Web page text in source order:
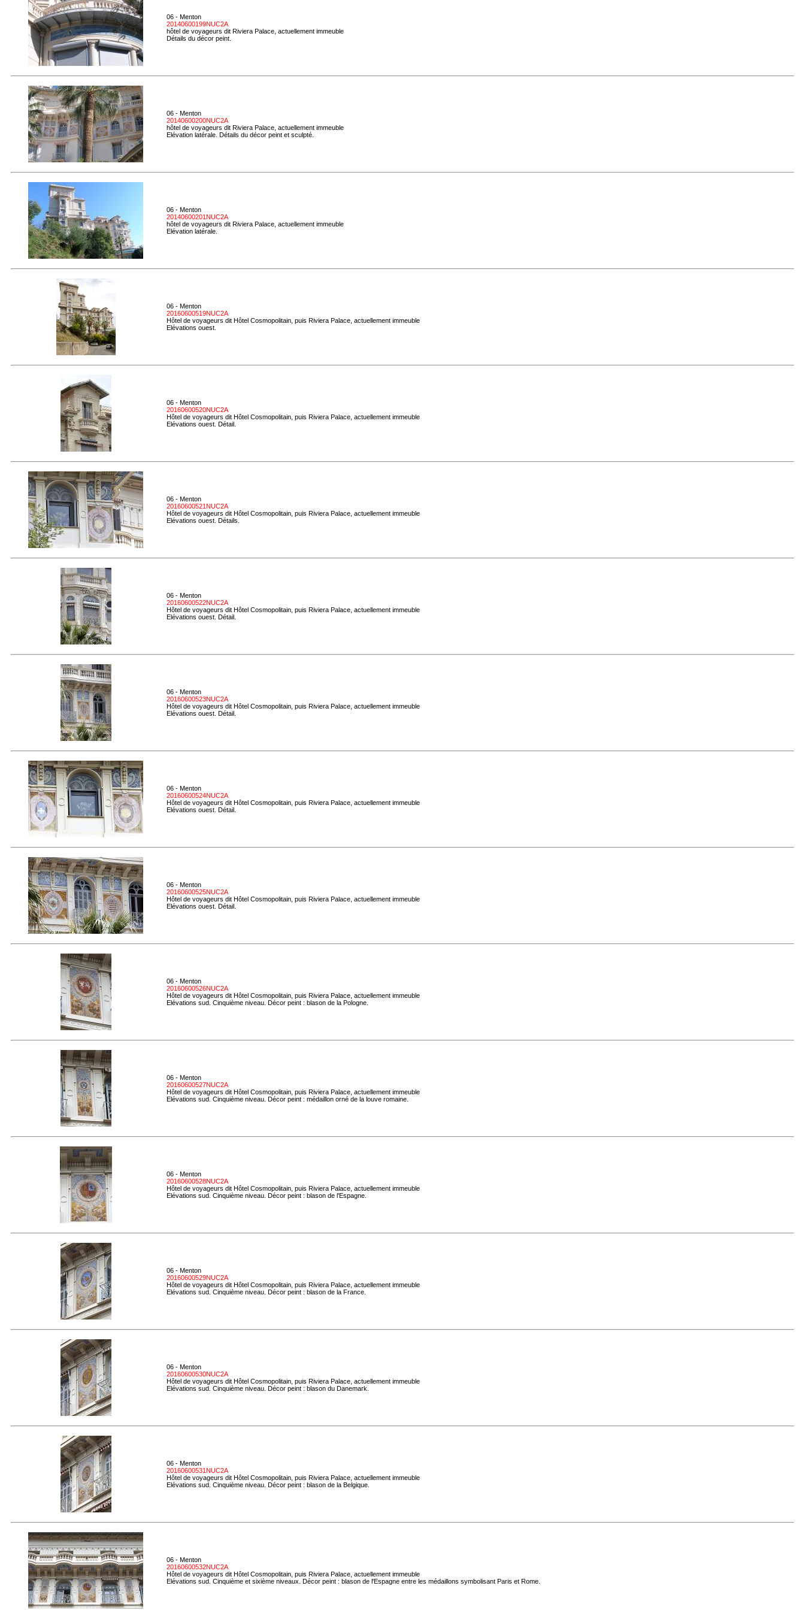
06 - Menton
20140600199NUC2A
hôtel de voyageurs dit Riviera Palace, actuellement immeuble
Détails du décor peint.
06 - Menton
20140600200NUC2A
hôtel de voyageurs dit Riviera Palace, actuellement immeuble
Elévation latérale. Détails du décor peint et sculpté.
06 - Menton
20140600201NUC2A
hôtel de voyageurs dit Riviera Palace, actuellement immeuble
Elévation latérale.
06 - Menton
20160600519NUC2A
Hôtel de voyageurs dit Hôtel Cosmopolitain, puis Riviera Palace, actuellement immeuble
Elévations ouest.
06 - Menton
20160600520NUC2A
Hôtel de voyageurs dit Hôtel Cosmopolitain, puis Riviera Palace, actuellement immeuble
Elévations ouest. Détail.
06 - Menton
20160600521NUC2A
Hôtel de voyageurs dit Hôtel Cosmopolitain, puis Riviera Palace, actuellement immeuble
Elévations ouest. Détails.
06 - Menton
20160600522NUC2A
Hôtel de voyageurs dit Hôtel Cosmopolitain, puis Riviera Palace, actuellement immeuble
Elévations ouest. Détail.
06 - Menton
20160600523NUC2A
Hôtel de voyageurs dit Hôtel Cosmopolitain, puis Riviera Palace, actuellement immeuble
Elévations ouest. Détail.
06 - Menton
20160600524NUC2A
Hôtel de voyageurs dit Hôtel Cosmopolitain, puis Riviera Palace, actuellement immeuble
Elévations ouest. Détail.
06 - Menton
20160600525NUC2A
Hôtel de voyageurs dit Hôtel Cosmopolitain, puis Riviera Palace, actuellement immeuble
Elévations ouest. Détail.
06 - Menton
20160600526NUC2A
Hôtel de voyageurs dit Hôtel Cosmopolitain, puis Riviera Palace, actuellement immeuble
Elévations sud. Cinquième niveau. Décor peint : blason de la Pologne.
06 - Menton
20160600527NUC2A
Hôtel de voyageurs dit Hôtel Cosmopolitain, puis Riviera Palace, actuellement immeuble
Elévations sud. Cinquième niveau. Décor peint : médaillon orné de la louve romaine.
06 - Menton
20160600528NUC2A
Hôtel de voyageurs dit Hôtel Cosmopolitain, puis Riviera Palace, actuellement immeuble
Elévations sud. Cinquième niveau. Décor peint : blason de l'Espagne.
06 - Menton
20160600529NUC2A
Hôtel de voyageurs dit Hôtel Cosmopolitain, puis Riviera Palace, actuellement immeuble
Elévations sud. Cinquième niveau. Décor peint : blason de la France.
06 - Menton
20160600530NUC2A
Hôtel de voyageurs dit Hôtel Cosmopolitain, puis Riviera Palace, actuellement immeuble
Elévations sud. Cinquième niveau. Décor peint : blason du Danemark.
06 - Menton
20160600531NUC2A
Hôtel de voyageurs dit Hôtel Cosmopolitain, puis Riviera Palace, actuellement immeuble
Elévations sud. Cinquième niveau. Décor peint : blason de la Belgique.
06 - Menton
20160600532NUC2A
Hôtel de voyageurs dit Hôtel Cosmopolitain, puis Riviera Palace, actuellement immeuble
Elévations sud. Cinquième et sixième niveaux. Décor peint : blason de l'Espagne entre les médaillons symbolisant Paris et Rome.